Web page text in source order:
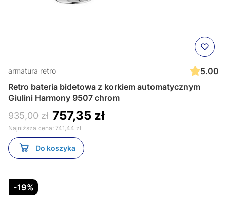
armatura retro
5.00
Retro bateria bidetowa z korkiem automatycznym
Giulini Harmony 9507 chrom
935,00 zł 757,35 zł
Najniższa cena: 741,44 zł
Do koszyka
-19%